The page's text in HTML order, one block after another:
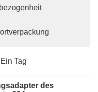
Tag
des